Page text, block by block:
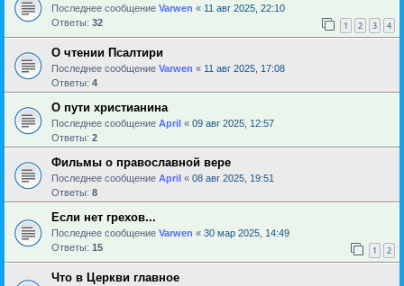
Последнее сообщение Varwen « 11 авг 2025, 22:10
Ответы: 32 1 2 3 4
О чтении Псалтири
Последнее сообщение Varwen « 11 авг 2025, 17:08
Ответы: 4
О пути христианина
Последнее сообщение April « 09 авг 2025, 12:57
Ответы: 2
Фильмы о православной вере
Последнее сообщение April « 08 авг 2025, 19:51
Ответы: 8
Если нет грехов...
Последнее сообщение Varwen « 30 мар 2025, 14:49
Ответы: 15 1 2
Что в Церкви главное